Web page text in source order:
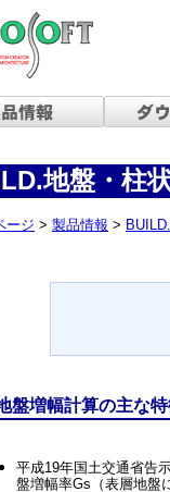
地盤・柱
ージ > 製品情報 >
盤増幅計算の主な
平成19年国土交通省告
盤増幅率Gs（表層地盤